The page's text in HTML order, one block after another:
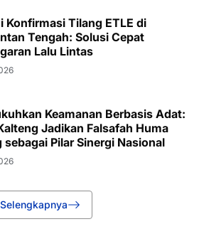
Konfirmasi Tilang ETLE di
Tengah: Solusi Cepat
Lalu Lintas
Keamanan Berbasis Adat:
Jadikan Falsafah Huma
sebagai Pilar Sinergi Nasional
Selengkapnya